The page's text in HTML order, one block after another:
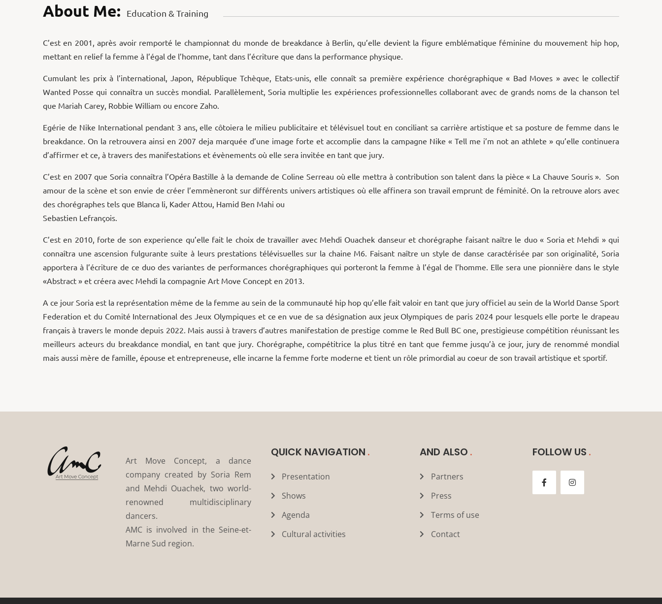
About Me: Education & Training
C’est en 2001, après avoir remporté le championnat du monde de breakdance à Berlin, qu’elle devient la figure emblématique féminine du mouvement hip hop,
mettant en relief la femme à l’égal de l’homme, tant dans l’écriture que dans la performance physique.
Cumulant les prix à l’international, Japon, République Tchèque, Etats-unis, elle connaît sa première expérience chorégraphique « Bad Moves » avec le collectif
Wanted Posse qui connaîtra un succès mondial. Parallèlement, Soria multiplie les expériences professionnelles collaborant avec de grands noms de la chanson tel
que Mariah Carey, Robbie William ou encore Zaho.
Egérie de Nike International pendant 3 ans, elle côtoiera le milieu publicitaire et télévisuel tout en conciliant sa carrière artistique et sa posture de femme dans le
breakdance. On la retrouvera ainsi en 2007 deja marquée d’une image forte et accomplie dans la campagne Nike « Tell me i’m not an athlete » qu’elle continuera
d’affirmer et ce, à travers des manifestations et évènements où elle sera invitée en tant que jury.
C’est en 2007 que Soria connaîtra l’Opéra Bastille à la demande de Coline Serreau où elle mettra à contribution son talent dans la pièce « La Chauve Souris ». Son
amour de la scène et son envie de créer l’emmèneront sur différents univers artistiques où elle affinera son travail emprunt de féminité. On la retrouve alors avec
des chorégraphes tels que Blanca li, Kader Attou, Hamid Ben Mahi ou
Sebastien Lefrançois.
C’est en 2010, forte de son experience qu’elle fait le choix de travailler avec Mehdi Ouachek danseur et chorégraphe faisant naître le duo « Soria et Mehdi » qui
connaîtra une ascension fulgurante suite à leurs prestations télévisuelles sur la chaine M6. Faisant naître un style de danse caractérisée par son originalité, Soria
apportera à l’écriture de ce duo des variantes de performances chorégraphiques qui porteront la femme à l’égal de l’homme. Elle sera une pionnière dans le style
«Abstract » et créera avec Mehdi la compagnie Art Move Concept en 2013.
A ce jour Soria est la représentation même de la femme au sein de la communauté hip hop qu’elle fait valoir en tant que jury officiel au sein de la World Danse Sport
Federation et du Comité International des Jeux Olympiques et ce en vue de sa désignation aux jeux Olympiques de paris 2024 pour lesquels elle porte le drapeau
français à travers le monde depuis 2022. Mais aussi à travers d’autres manifestation de prestige comme le Red Bull BC one, prestigieuse compétition réunissant les
meilleurs acteurs du breakdance mondial, en tant que jury. Chorégraphe, compétitrice la plus titré en tant que femme jusqu’à ce jour, jury de renommé mondial
mais aussi mère de famille, épouse et entrepreneuse, elle incarne la femme forte moderne et tient un rôle primordial au coeur de son travail artistique et sportif.
Art Move Concept, a dance
company created by Soria Rem
and Mehdi Ouachek, two world-
renowned multidisciplinary
dancers.
AMC is involved in the Seine-et-
Marne Sud region.
QUICK NAVIGATION
Presentation
Shows
Agenda
Cultural activities
AND ALSO
Partners
Press
Terms of use
Contact
FOLLOW US